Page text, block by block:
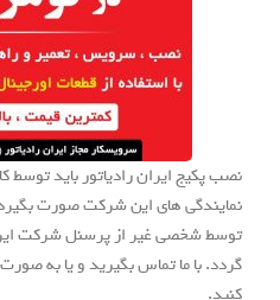
نصب پکیج ایران رادیاتور باید
نمایندگی های این شرکت صورت
توسط شخصی غیر از پرسنل شرکت
گردد. با ما تماس بگیرید و یا به صورت
کنید.